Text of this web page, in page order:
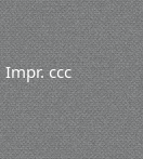
ccc